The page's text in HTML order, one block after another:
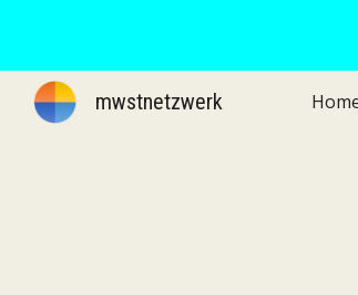
mwstnetzwerk